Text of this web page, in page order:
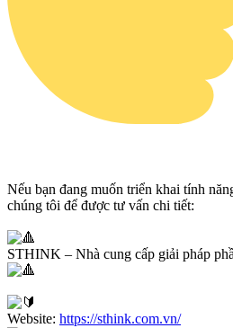
Nếu bạn đang muốn triển khai tính
chúng tôi để được tư vấn chi tiết:
STHINK – Nhà cung cấp giải pháp
Website: https://sthink.com.vn/